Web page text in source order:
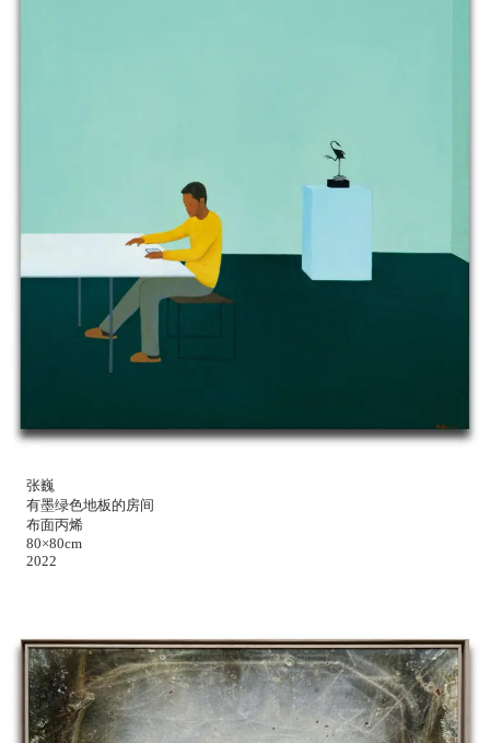
张巍
有墨绿色地板的房间
布面丙烯
80×80cm
2022